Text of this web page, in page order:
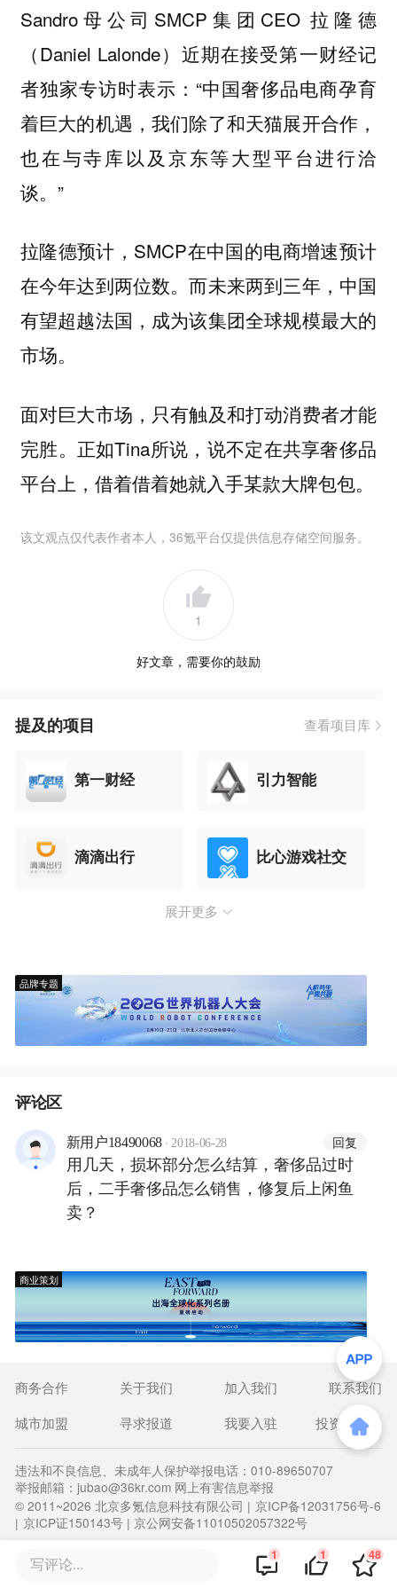
Sandro母公司SMCP集团CEO 拉隆德
（Daniel Lalonde）近期在接受第一财经记
者独家专访时表示：“中国奢侈品电商孕育
着巨大的机遇，我们除了和天猫展开合作，
也在与寺库以及京东等大型平台进行洽
谈。”
拉隆德预计，SMCP在中国的电商增速预计
在今年达到两位数。而未来两到三年，中国
有望超越法国，成为该集团全球规模最大的
市场。
面对巨大市场，只有触及和打动消费者才能
完胜。正如Tina所说，说不定在共享奢侈品
平台上，借着借着她就入手某款大牌包包。
该文观点仅代表作者本人，36氪平台仅提供信息存储空间服务。
1
好文章，需要你的鼓励
提及的项目 查看项目库
第一财经 引力智能
滴滴出行 比心游戏社交
展开更多
品牌专题
评论区
新用户18490068 · 2018-06-28 回复
用几天，损坏部分怎么结算，奢侈品过时
后，二手奢侈品怎么销售，修复后上闲鱼
卖？
商业策划
写评论... 1 1 48
商务合作 关于我们 加入我们
联系我们
城市加盟
寻求报道 我要入驻 投资者关系
违法和不良信息、未成年人保护举报电话：010-89650707
举报邮箱：jubao@36kr.com 网上有害信息举报
© 2011~2026 北京多氪信息科技有限公司 | 京ICP备12031756号-6
| 京ICP证150143号 | 京公网安备11010502057322号